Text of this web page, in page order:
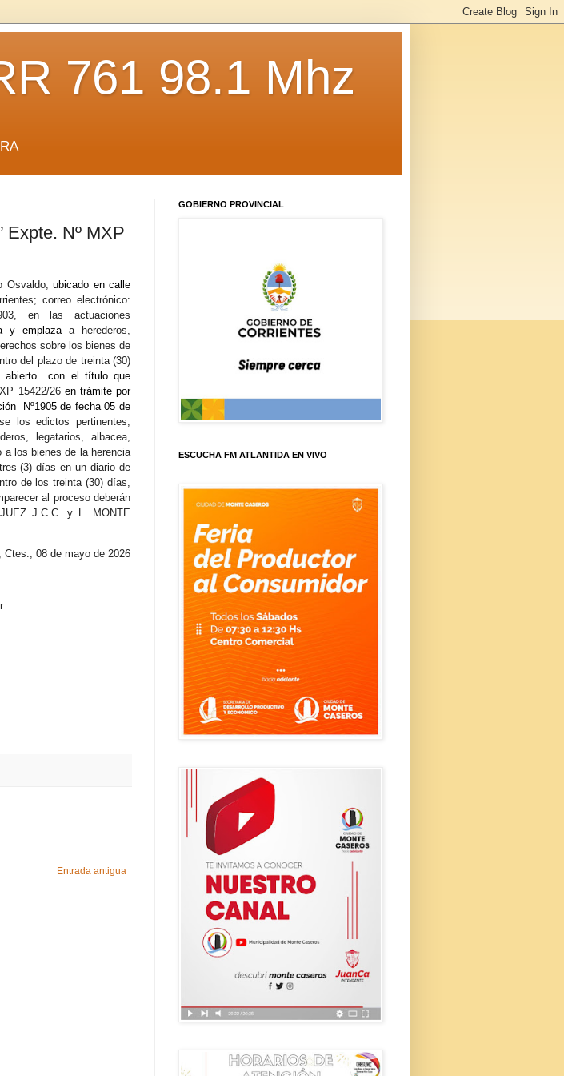
761 98.1 Mhz
Expte. Nº MXP
Osvaldo,ubicado en calle
correo electrónico:
en las actuaciones
y emplazaa herederos,
sobre los bienes de
del plazo de treinta (30)
abierto
con el título que
15422/26 en trámite por
Nº1905 de fecha 05 de
los edictos pertinentes,
legatarios, albacea,
a los bienes de la herencia
(3) días en un diario de
de los treinta (30) días,
al proceso deberán
J.C.C. y L. MONTE
Ctes., 08 de mayo de 2026
Entrada antigua
GOBIERNO PROVINCIAL
ESCUCHA FM ATLANTIDA EN VIVO